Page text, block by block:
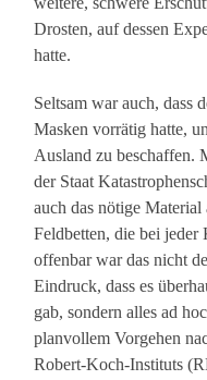
Drosten, auf dessen
hatte.
Seltsam war auch, dass
Masken vorrätig hatte,
Ausland zu beschaffen.
der Staat
auch das nötige
Feldbetten, die bei
offenbar war das nicht
Eindruck, dass es
gab, sondern alles ad
planvollem Vorgehen
Robert-Koch-Instituts